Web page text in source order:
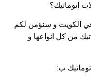
اتوماتيك؟
في الكويت و سنؤمن لكم
من كل انواعها و
ب: